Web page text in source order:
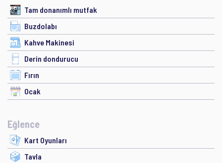
Tam donanımlı mutfak
Buzdolabı
Kahve Makinesi
Derin dondurucu
Fırın
Ocak
Eğlence
Kart Oyunları
Tavla